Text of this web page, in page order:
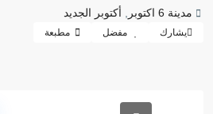
مدينة 6 اكتوبر أكتوبر الجديد
يشارك مفضل مطبعة